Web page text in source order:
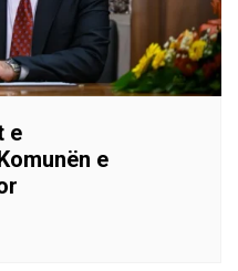
e
e